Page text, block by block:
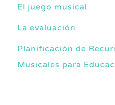
El juego musical
La evaluación
Planificación de
Musicales para